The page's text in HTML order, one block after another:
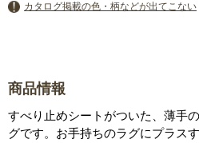
カタログ掲載の色・柄などが出てこない
商品情報
すべり止めシートがついた、薄手
グです。お手持ちのラグにプラス